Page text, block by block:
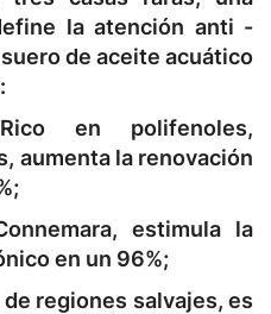
la atención anti -
de aceite acuático
en polifenoles,
aumenta la renovación
estimula la
en un 96%;
de regiones salvajes, es